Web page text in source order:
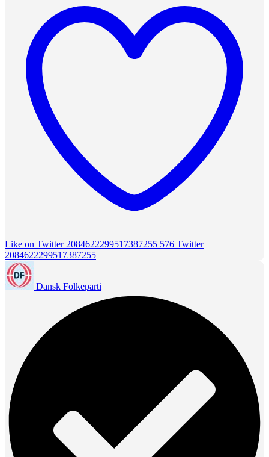
Like on Twitter 2084622299517387255 576 Twitter
2084622299517387255
Dansk Folkeparti